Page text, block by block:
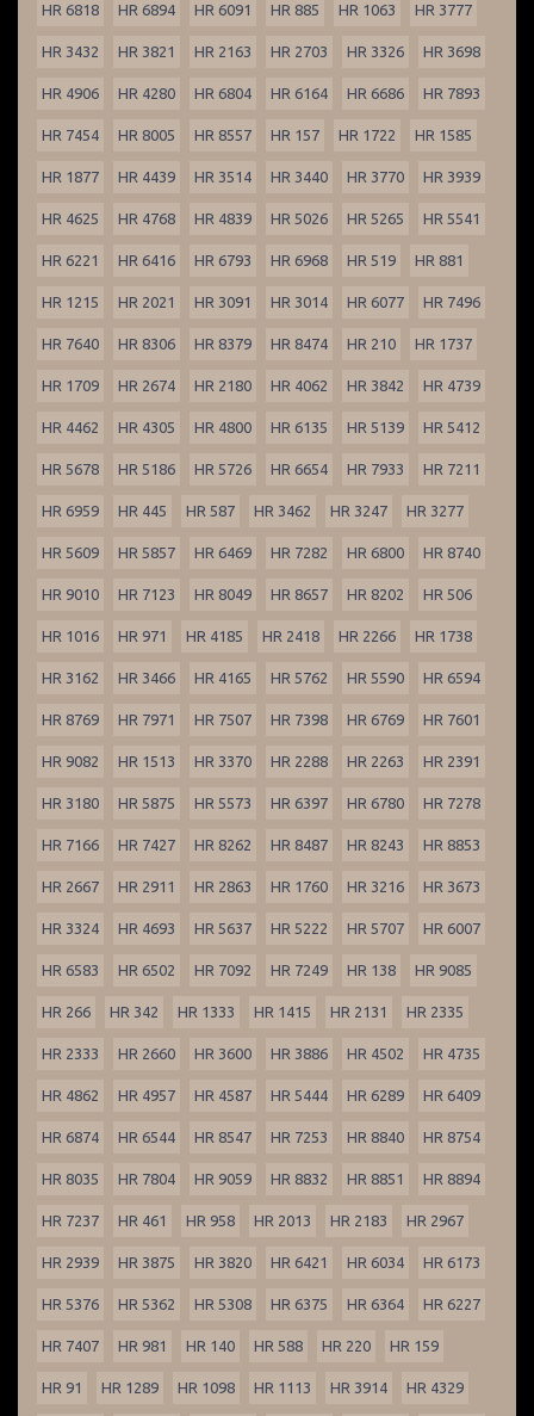
HR 6818 HR 6894 HR 6091 HR 885 HR 1063 HR 3777
HR 3432 HR 3821 HR 2163 HR 2703 HR 3326 HR 3698
HR 4906 HR 4280 HR 6804 HR 6164 HR 6686 HR 7893
HR 7454 HR 8005 HR 8557 HR 157 HR 1722 HR 1585
HR 1877 HR 4439 HR 3514 HR 3440 HR 3770 HR 3939
HR 4625 HR 4768 HR 4839 HR 5026 HR 5265 HR 5541
HR 6221 HR 6416 HR 6793 HR 6968 HR 519 HR 881
HR 1215 HR 2021 HR 3091 HR 3014 HR 6077 HR 7496
HR 7640 HR 8306 HR 8379 HR 8474 HR 210 HR 1737
HR 1709 HR 2674 HR 2180 HR 4062 HR 3842 HR 4739
HR 4462 HR 4305 HR 4800 HR 6135 HR 5139 HR 5412
HR 5678 HR 5186 HR 5726 HR 6654 HR 7933 HR 7211
HR 6959 HR 445 HR 587 HR 3462 HR 3247 HR 3277
HR 5609 HR 5857 HR 6469 HR 7282 HR 6800 HR 8740
HR 9010 HR 7123 HR 8049 HR 8657 HR 8202 HR 506
HR 1016 HR 971 HR 4185 HR 2418 HR 2266 HR 1738
HR 3162 HR 3466 HR 4165 HR 5762 HR 5590 HR 6594
HR 8769 HR 7971 HR 7507 HR 7398 HR 6769 HR 7601
HR 9082 HR 1513 HR 3370 HR 2288 HR 2263 HR 2391
HR 3180 HR 5875 HR 5573 HR 6397 HR 6780 HR 7278
HR 7166 HR 7427 HR 8262 HR 8487 HR 8243 HR 8853
HR 2667 HR 2911 HR 2863 HR 1760 HR 3216 HR 3673
HR 3324 HR 4693 HR 5637 HR 5222 HR 5707 HR 6007
HR 6583 HR 6502 HR 7092 HR 7249 HR 138 HR 9085
HR 266 HR 342 HR 1333 HR 1415 HR 2131 HR 2335
HR 2333 HR 2660 HR 3600 HR 3886 HR 4502 HR 4735
HR 4862 HR 4957 HR 4587 HR 5444 HR 6289 HR 6409
HR 6874 HR 6544 HR 8547 HR 7253 HR 8840 HR 8754
HR 8035 HR 7804 HR 9059 HR 8832 HR 8851 HR 8894
HR 7237 HR 461 HR 958 HR 2013 HR 2183 HR 2967
HR 2939 HR 3875 HR 3820 HR 6421 HR 6034 HR 6173
HR 5376 HR 5362 HR 5308 HR 6375 HR 6364 HR 6227
HR 7407 HR 981 HR 140 HR 588 HR 220 HR 159
HR 91 HR 1289 HR 1098 HR 1113 HR 3914 HR 4329